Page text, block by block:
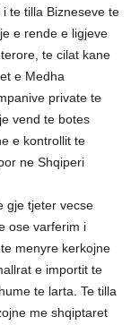
te tilla Bizneseve te
e rende e ligjeve
te cilat kane
e Medha
private te
vend te botes
e kontrollit te
ne Shqiperi
gje tjeter vecse
ose varferim i
menyre kerkojne
e importit te
te larta. Te tilla
me shqiptaret